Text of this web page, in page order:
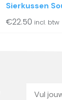
Sierkussen
€22.50 incl. btw
Email